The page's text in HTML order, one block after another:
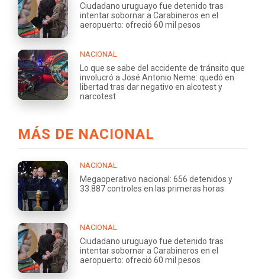
Ciudadano uruguayo fue detenido tras
intentar sobornar a Carabineros en el
aeropuerto: ofreció 60 mil pesos
NACIONAL
Lo que se sabe del accidente de tránsito que
involucró a José Antonio Neme: quedó en
libertad tras dar negativo en alcotest y
narcotest
MÁS DE NACIONAL
NACIONAL
Megaoperativo nacional: 656 detenidos y
33.887 controles en las primeras horas
NACIONAL
Ciudadano uruguayo fue detenido tras
intentar sobornar a Carabineros en el
aeropuerto: ofreció 60 mil pesos